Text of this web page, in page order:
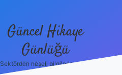
Güncel Hikaye
Günlüğü
Sektörden neşeli bilgilerle tanış!